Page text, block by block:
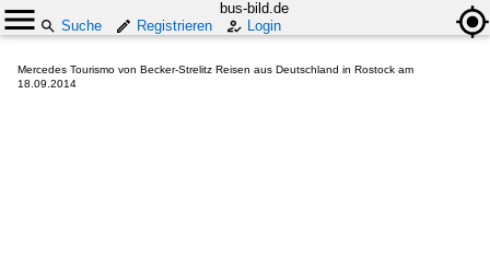
bus-bild.de
Suche
Registrieren Login
Mercedes Tourismo von Becker-Strelitz Reisen aus Deutschland in Rostock am
18.09.2014